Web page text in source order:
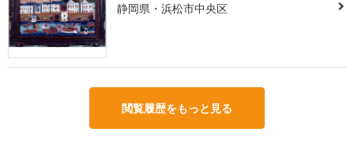
静岡県・浜松市中央区
閲覧履歴をもっと見る